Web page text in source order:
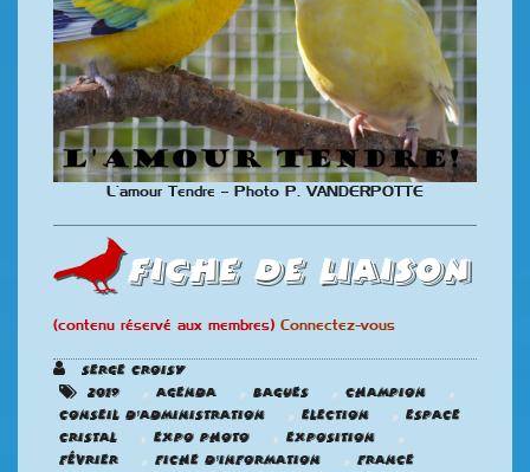
L’amour Tendre – Photo P. VANDERPOTTE
Fiche de liaison
(contenu réservé aux membres) Connectez-vous
Serge CROISY
2019
, Agenda , Bagues , champion ,
Conseil d'administration , Election , Espace
Cristal
, Expo photo , Exposition ,
Février , Fiche d'information , France